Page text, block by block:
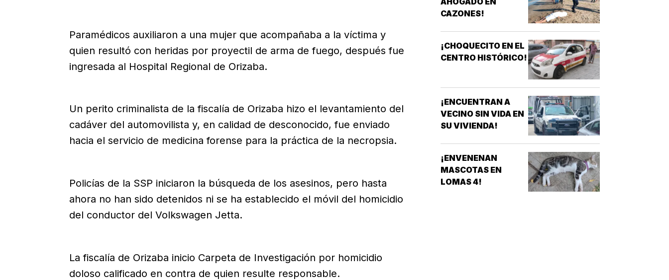
Paramédicos auxiliaron a una mujer que acompañaba a la víctima y
quien resultó con heridas por proyectil de arma de fuego, después fue
ingresada al Hospital Regional de Orizaba.
Un perito criminalista de la fiscalía de Orizaba hizo el levantamiento del
cadáver del automovilista y, en calidad de desconocido, fue enviado
hacia el servicio de medicina forense para la práctica de la necropsia.
Policías de la SSP iniciaron la búsqueda de los asesinos, pero hasta
ahora no han sido detenidos ni se ha establecido el móvil del homicidio
del conductor del Volkswagen Jetta.
La fiscalía de Orizaba inicio Carpeta de Investigación por homicidio
doloso calificado en contra de quien resulte responsable.
CAZONES!
¡CHOQUECITO EN EL
CENTRO HISTÓRICO!
¡ENCUENTRAN A
VECINO SIN VIDA EN
SU VIVIENDA!
¡ENVENENAN
MASCOTAS EN
LOMAS 4!